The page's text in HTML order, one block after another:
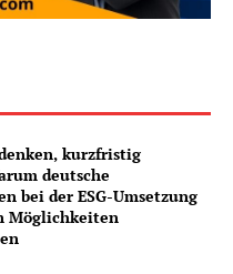
kurzfristig
deutsche
bei der ESG-Umsetzung
Möglichkeiten